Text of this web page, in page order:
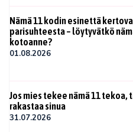
Nämä 11 kodin esinettä
parisuhteesta – löytyvätkö
kotoanne?
01.08.2026
Jos mies tekee nämä 11
rakastaa sinua
31.07.2026